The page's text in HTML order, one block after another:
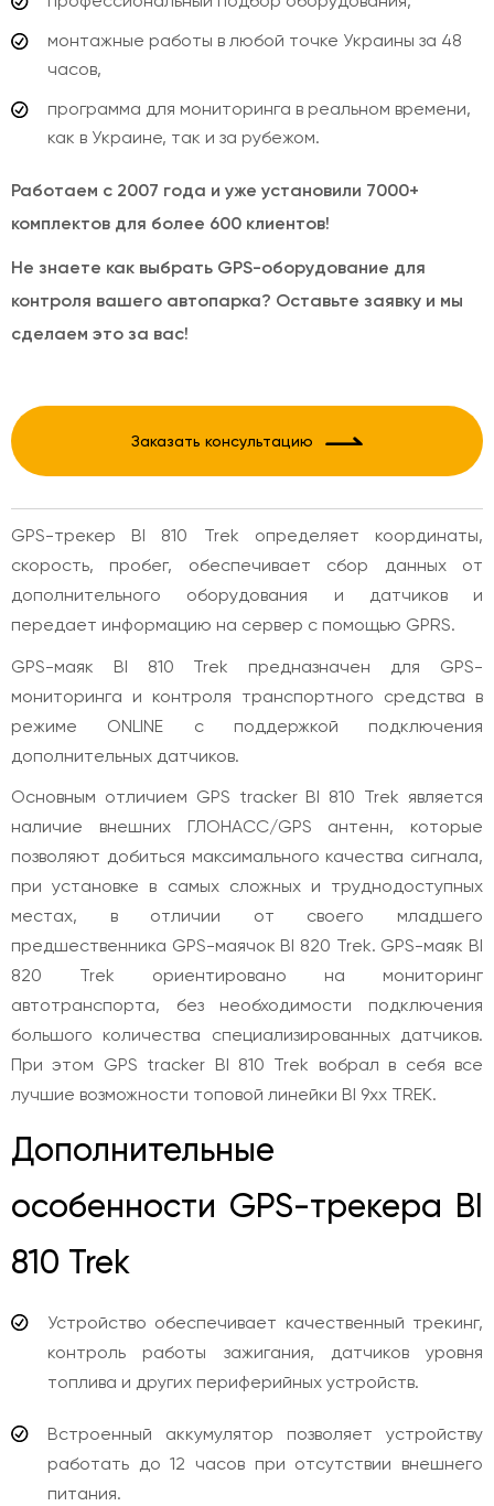
монтажные работы в любой точке Украины за 48
часов,
программа для мониторинга в реальном времени,
как в Украине, так и за рубежом.
Работаем с 2007 года и уже установили 7000+
комплектов для более 600 клиентов!
Не знаете как выбрать GPS-оборудование для
контроля вашего автопарка? Оставьте заявку и мы
сделаем это за вас!
Заказать консультацию
GPS-трекер BI 810 Trek определяет координаты,
скорость, пробег, обеспечивает сбор данных от
дополнительного оборудования и датчиков и
передает информацию на сервер с помощью GPRS.
GPS-маяк BI 810 Trek предназначен для GPS-
мониторинга и контроля транспортного средства в
режиме ONLINE с поддержкой подключения
дополнительных датчиков.
Основным отличием GPS tracker BI 810 Trek является
наличие внешних ГЛОНАСС/GPS антенн, которые
позволяют добиться максимального качества сигнала,
при установке в самых сложных и труднодоступных
местах, в отличии от своего младшего
предшественника GPS-маячок BI 820 Trek. GPS-маяк BI
820 Trek ориентировано на мониторинг
автотранспорта, без необходимости подключения
большого количества специализированных датчиков.
При этом GPS tracker BI 810 Trek вобрал в себя все
лучшие возможности топовой линейки BI 9хх TREK.
Дополнительные
особенности GPS-трекера BI
810 Trek
Устройство обеспечивает качественный трекинг,
контроль работы зажигания, датчиков уровня
топлива и других периферийных устройств.
Встроенный аккумулятор позволяет устройству
работать до 12 часов при отсутствии внешнего
питания.